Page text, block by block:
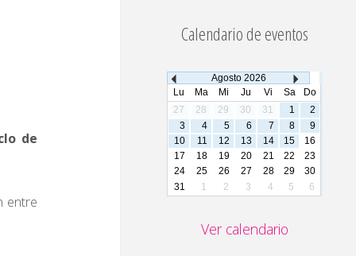
de
entre
Calendario de eventos
Agosto 2026
Lu
Ma Mi Ju Vi Sa
Do
27
28 29 30 31 1
2
3
4 5 6 7 8
9
10
11 12 13 14 15
16
17
18 19 20 21 22
23
24
25 26 27 28 29
30
31
1 2 3 4 5 6
Ver calendario